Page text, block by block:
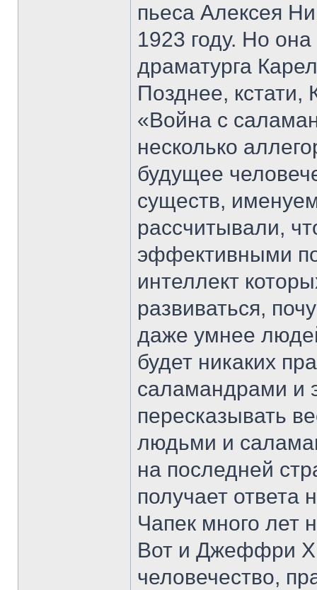
пьеса Алексея
1923 году. Но
драматурга
Позднее, кстати,
«Война с
несколько
будущее
существ,
рассчитывали,
эффективными
интеллект
развиваться,
даже умнее
будет никаких
саламандрами и
пересказывать
людьми и
на последней
получает ответа
Чапек много лет
Вот и Джеффри
человечество,